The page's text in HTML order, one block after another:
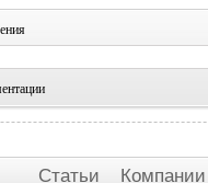
Статьи Компании